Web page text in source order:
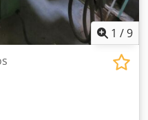
1 /9